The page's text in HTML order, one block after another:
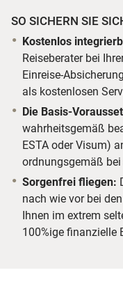
SO SICHERN SIE
Kostenlos
Reiseberater bei
Einreise-
als kostenlosen
Die Basis-
wahrheitsgemäß
ESTA oder Visum)
ordnungsgemäß bei
Sorgenfrei fliegen:
nach wie vor bei
Ihnen im extrem
100%ige finanzielle